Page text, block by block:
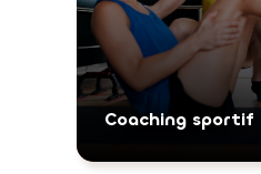
Coaching sportif